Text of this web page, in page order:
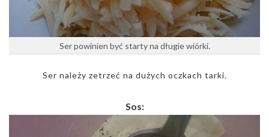
Ser powinien być starty na długie wiórki.
Ser należy zetrzeć na dużych oczkach tarki.
Sos: